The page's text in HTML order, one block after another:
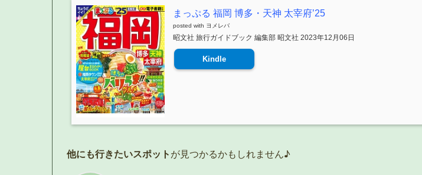
まっぷる 福岡 博多・天神 太宰府’25
posted with ヨメレバ
昭文社 旅行ガイドブック 編集部 昭文社 2023年12月06日
Kindle
他にも行きたいスポットが見つかるかもしれません♪